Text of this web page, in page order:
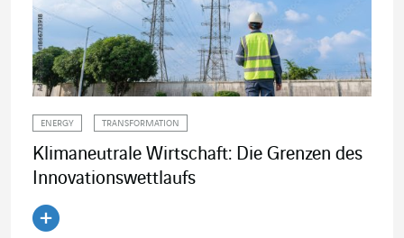
ENERGY TRANSFORMATION
Klimaneutrale Wirtschaft: Die Grenzen des
Innovationswettlaufs